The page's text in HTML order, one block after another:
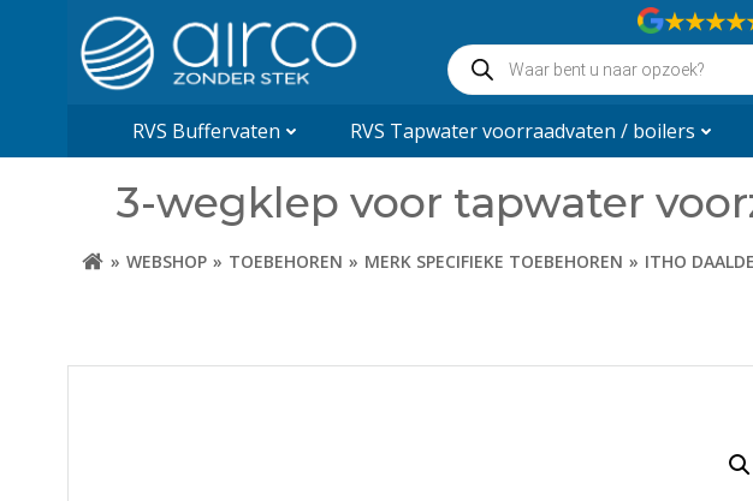
Producten
zoeken
RVS Buffervaten RVS Tapwater voorraadvaten / boilers
3-wegklep voor tapwater
WEBSHOP TOEBEHOREN MERK SPECIFIEKE TOEBEHOREN ITHO